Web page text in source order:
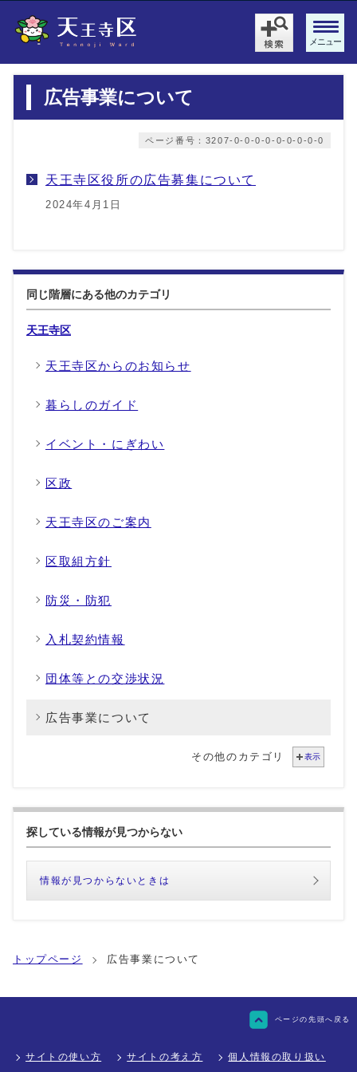
メニュー
広告事業について
ページ番号：3207-0-0-0-0-0-0-0-0-0
天王寺区役所の広告募集について
2024年4月1日
同じ階層にある他のカテゴリ
天王寺区
天王寺区からのお知らせ
暮らしのガイド
イベント・にぎわい
区政
天王寺区のご案内
区取組方針
防災・防犯
入札契約情報
団体等との交渉状況
広告事業について
その他のカテゴリ 表示
探している情報が見つからない
情報が見つからないときは
トップページ 広告事業について
ページの先頭へ戻る
サイトの使い方 サイトの考え方 個人情報の取り扱い